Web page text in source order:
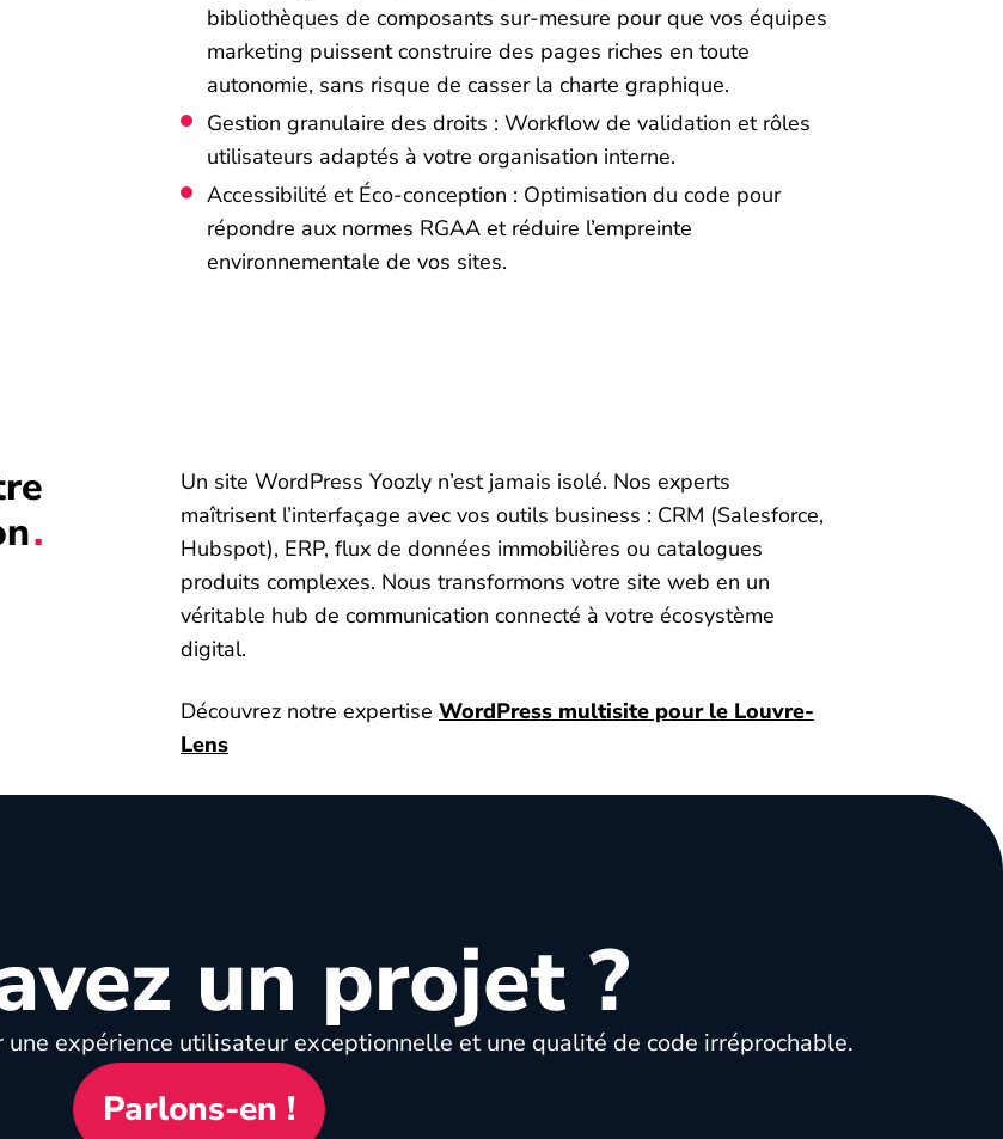
bibliothèques de composants sur-mesure pour que vos équipes
marketing puissent construire des pages riches en toute
autonomie, sans risque de casser la charte graphique.
Gestion granulaire des droits : Workflow de validation et rôles
utilisateurs adaptés à votre organisation interne.
Accessibilité et Éco-conception : Optimisation du code pour
répondre aux normes RGAA et réduire l’empreinte
environnementale de vos sites.
Un site WordPress Yoozly n’est jamais isolé. Nos experts
maîtrisent l’interfaçage avec vos outils business : CRM (Salesforce,
Hubspot), ERP, flux de données immobilières ou catalogues
produits complexes. Nous transformons votre site web en un
véritable hub de communication connecté à votre écosystème
digital.
Découvrez notre expertise WordPress multisite pour le Louvre-
Lens
un projet ?
une expérience utilisateur exceptionnelle et une qualité de code irréprochable.
Parlons-en !